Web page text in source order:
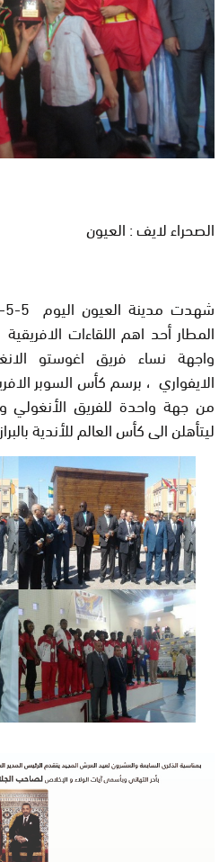
الصحراء لايف : العيون
شهدت مدينة العيون اليوم 5-5-2016
المطار أحد اهم اللقاءات
واجهة نساء فريق اغوستو
الايفواري ، برسم كأس السوبر
ليتأهلن الى كأس العالم للأندية